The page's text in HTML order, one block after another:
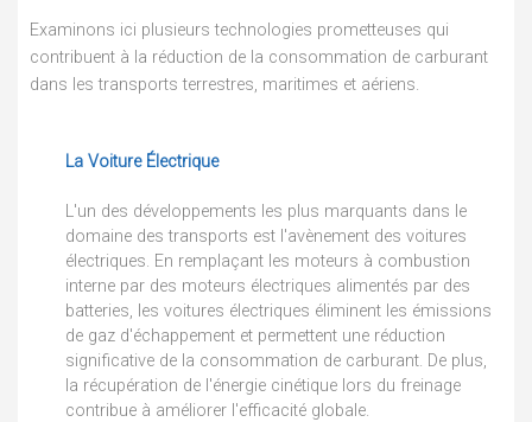
Examinons ici plusieurs technologies prometteuses qui
contribuent à la réduction de la consommation de carburant
dans les transports terrestres, maritimes et aériens.
La Voiture Électrique
L'un des développements les plus marquants dans le
domaine des transports est l'avènement des voitures
électriques. En remplaçant les moteurs à combustion
interne par des moteurs électriques alimentés par des
batteries, les voitures électriques éliminent les émissions
de gaz d'échappement et permettent une réduction
significative de la consommation de carburant. De plus,
la récupération de l'énergie cinétique lors du freinage
contribue à améliorer l'efficacité globale.